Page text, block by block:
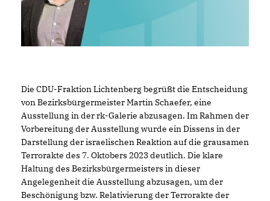
Die CDU-Fraktion Lichtenberg begrüßt die Entscheidung
von Bezirksbürgermeister Martin Schaefer, eine
Ausstellung in der rk-Galerie abzusagen. Im Rahmen der
Vorbereitung der Ausstellung wurde ein Dissens in der
Darstellung der israelischen Reaktion auf die grausamen
Terrorakte des 7. Oktobers 2023 deutlich. Die klare
Haltung des Bezirksbürgermeisters in dieser
Angelegenheit die Ausstellung abzusagen, um der
Beschönigung bzw. Relativierung der Terrorakte der